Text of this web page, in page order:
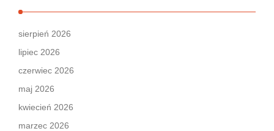
sierpień 2026
lipiec 2026
czerwiec 2026
maj 2026
kwiecień 2026
marzec 2026